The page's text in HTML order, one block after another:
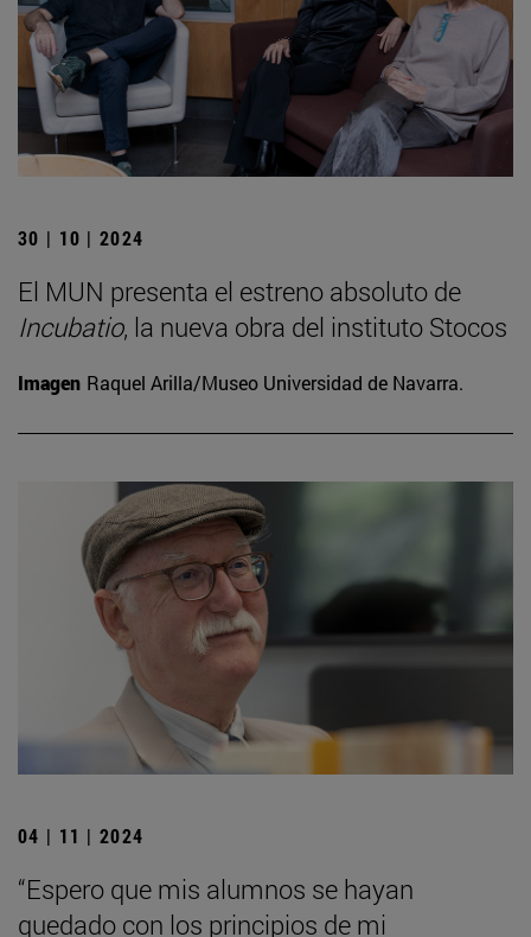
30 | 10 | 2024
El MUN presenta el estreno absoluto de
Incubatio, la nueva obra del instituto Stocos
Imagen Raquel Arilla/Museo Universidad de Navarra.
04 | 11 | 2024
“Espero que mis alumnos se hayan
quedado con los principios de mi